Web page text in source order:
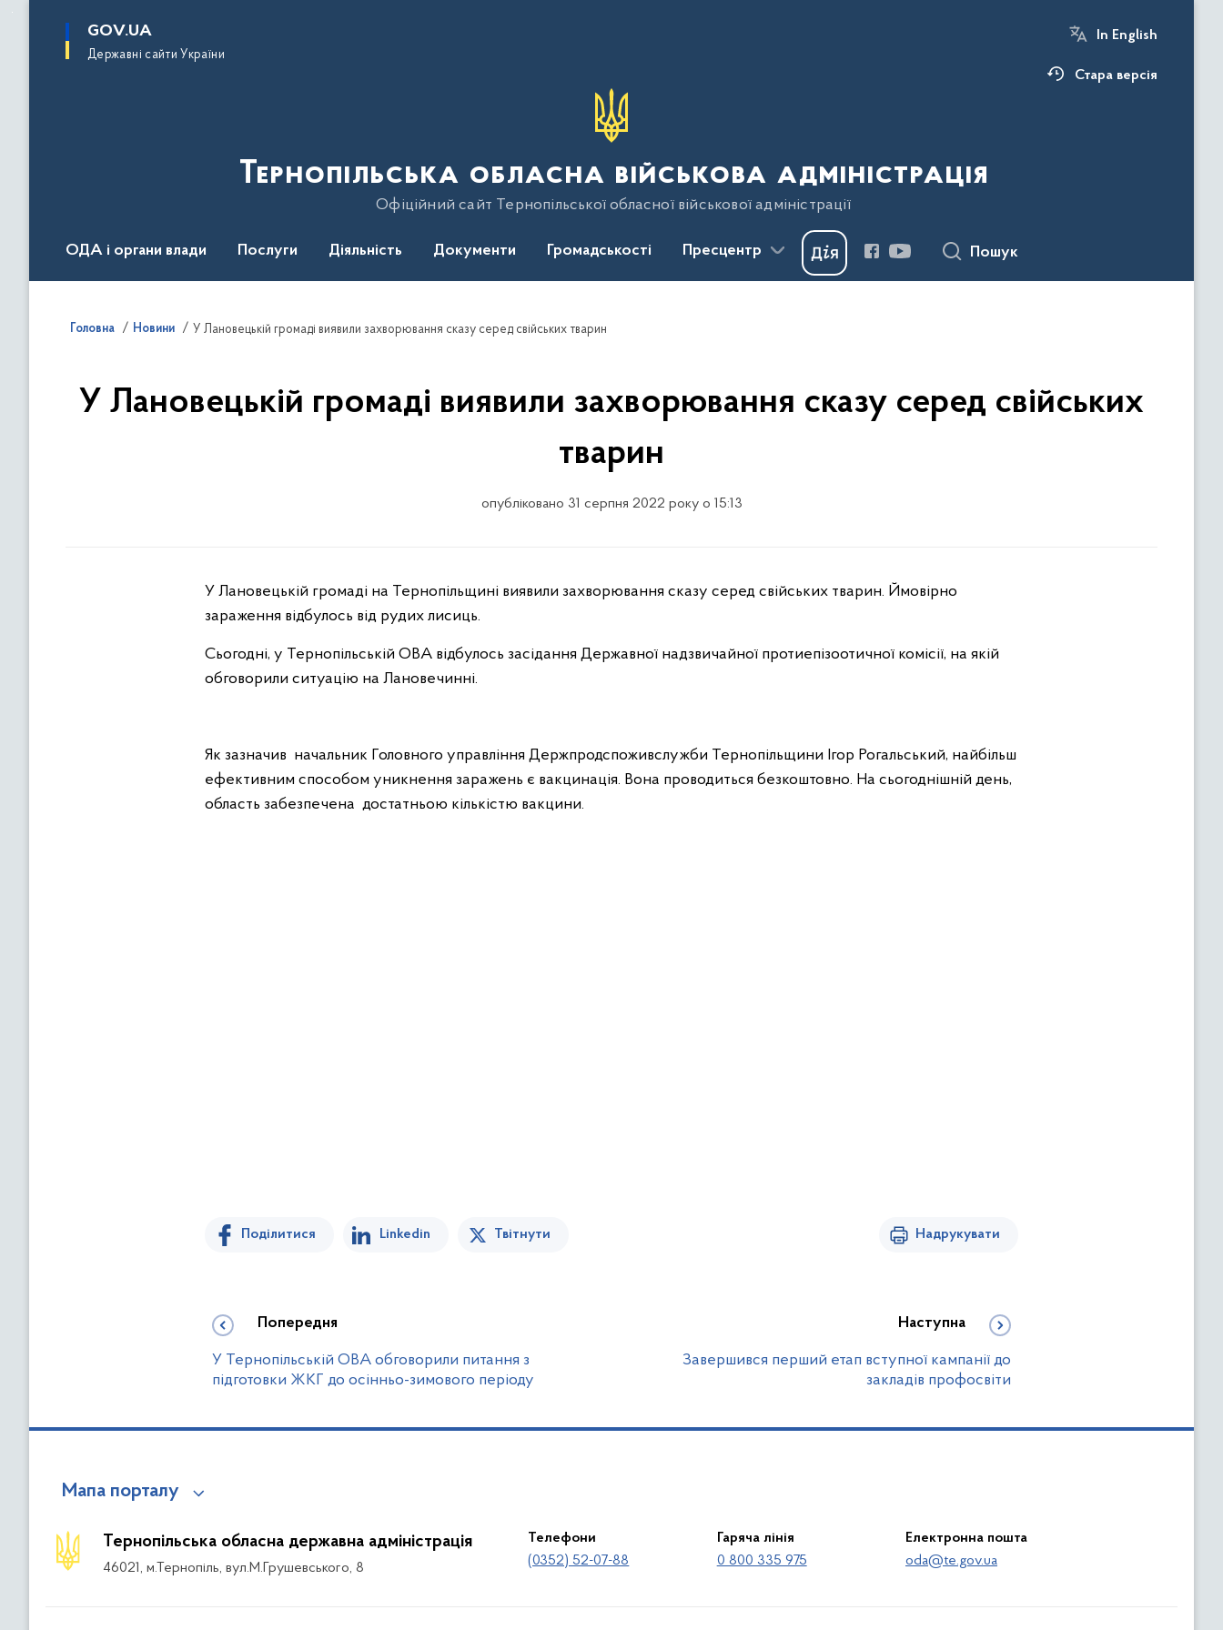
основного
GOV.UA
Державні сайти України
In English
Стара версія
Тернопільська обласна військова адміністрація
Офіційний сайт Тернопільської обласної військової адміністрації
ОДА і органи влади Послуги Діяльність Документи Громадськості Пресцентр Пошук
Головна Новини У Лановецькій громаді виявили захворювання сказу серед свійських тварин
У Лановецькій громаді виявили захворювання сказу серед свійських
тварин
опубліковано 31 серпня 2022 року о 15:13
У Лановецькій громаді на Тернопільщині виявили захворювання сказу серед свійських тварин. Ймовірно
зараження відбулось від рудих лисиць.
Сьогодні, у Тернопільській ОВА відбулось засідання Державної надзвичайної протиепізоотичної комісії, на якій
обговорили ситуацію на Лановечинні.
Як зазначив начальник Головного управління Держпродспоживслужби Тернопільщини Ігор Рогальський, найбільш
ефективним способом уникнення заражень є вакцинація. Вона проводиться безкоштовно. На сьогоднішній день,
область забезпечена достатньою кількістю вакцини.
Поділитися Linkedin Твітнути Надрукувати
Попередня
У Тернопільській ОВА обговорили питання з
підготовки ЖКГ до осінньо-зимового періоду
Наступна
Завершився перший етап вступної кампанії до
закладів профосвіти
Мапа порталу
Тернопільська обласна державна адміністрація
46021, м.Тернопіль, вул.М.Грушевського, 8
Телефони
(0352) 52-07-88
Гаряча лінія
0 800 335 975
Електронна пошта
oda@te.gov.ua